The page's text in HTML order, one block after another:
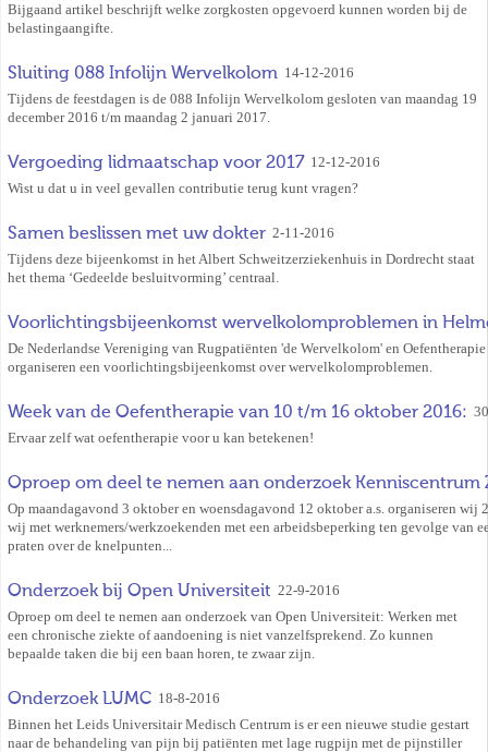
Bijgaand artikel beschrijft welke zorgkosten opgevoerd kunnen worden bij de
belastingaangifte.
Sluiting 088 Infolijn Wervelkolom 14-12-2016
Tijdens de feestdagen is de 088 Infolijn Wervelkolom gesloten van maandag 19
december 2016 t/m maandag 2 januari 2017.
Vergoeding lidmaatschap voor 2017 12-12-2016
Wist u dat u in veel gevallen contributie terug kunt vragen?
Samen beslissen met uw dokter 2-11-2016
Tijdens deze bijeenkomst in het Albert Schweitzerziekenhuis in Dordrecht staat
het thema ‘Gedeelde besluitvorming’ centraal.
Voorlichtingsbijeenkomst wervelkolomproblemen in
De Nederlandse Vereniging van Rugpatiënten 'de Wervelkolom' en
organiseren een voorlichtingsbijeenkomst over wervelkolomproblemen.
Week van de Oefentherapie van 10 t/m 16 oktober 2016:
Ervaar zelf wat oefentherapie voor u kan betekenen!
Oproep om deel te nemen aan onderzoek Kenniscentrum
Op maandagavond 3 oktober en woensdagavond 12 oktober a.s. organiseren wij
wij met werknemers/werkzoekenden met een arbeidsbeperking ten gevolge van
praten over de knelpunten...
Onderzoek bij Open Universiteit 22-9-2016
Oproep om deel te nemen aan onderzoek van Open Universiteit: Werken met
een chronische ziekte of aandoening is niet vanzelfsprekend. Zo kunnen
bepaalde taken die bij een baan horen, te zwaar zijn.
Onderzoek LUMC 18-8-2016
Binnen het Leids Universitair Medisch Centrum is er een nieuwe studie gestart
naar de behandeling van pijn bij patiënten met lage rugpijn met de pijnstiller